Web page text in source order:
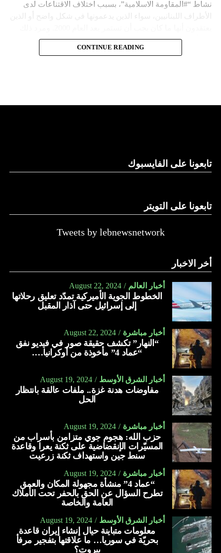
نشاط “#المقاومة الاسلامية”، بسبب اختلاف الاقتناعات لدى
الأطراف اللبنانيين، سواء الذين يدعمونها في شكل واضح أو الذين
إلى أن المقاومة ضد الاحتلال الإسرائيلي لم تكن يوماً محط
إجماع داخلي، وإن كانت القوى اللبنانية المؤمنة بالصراع ضد
النهار
CONTINUE READING
تابعونا على الفايسبوك
تابعونا على التويتر
Tweets by lebnewsnetwork
أخر الاخبار
أخبار العالم August 22, 2024
الخطوط الجوية الأميركية تمدّد تعليق رحلاتها
إلى إسرائيل حتى آذار المقبل
أخبار مباشرة August 22, 2024
“النهار” تكشف حقيقة صور في فيديو نفق
“عماد 4” مأخوذة من أوكرانيا….
أخبار الشرق الأوسط August 19, 2024
مفاوضات هدنة غزة.. ملفات عالقة بانتظار
الحل
أخبار مباشرة August 19, 2024
حزب الله: هجوم جوي متزامن بأسراب من
المسيّرات الإنقضاضية على ثكنة يعرا وقاعدة
سنط جين واستهداف ثكنة زرعيت
أخبار مباشرة August 19, 2024
“عماد 4” منشأة مجهولة المكان والعمق
تطرح السؤال عن الحق بالحفر تحت الأملاك
العامة والخاصة
أخبار الشرق الأوسط August 19, 2024
معلومات متباينة حيال إنشاء إيران قاعدة
بحريّة في سوريا… ما علاقتها بتفجير مرفأ
بيروت؟